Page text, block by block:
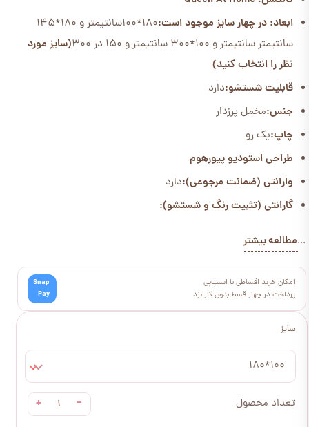
سایز
100*180
تعداد محصول −
+
ابعاد: در چهار سایز موجود است:
180*100سانتیمتر و 180*145
سانتیمتر سانتیمتر و 100*300 سانتیمتر و 150 در 300
(سایز مورد
نظر را انتخاب کنید)
قابلیت شستشو:دارد
جنس:مخمل پرزدار
چاپ:یک رو
طراحی استودیو پیورهوم
وارانتی (ضمانت مرجوعی):دارد
گارانتی (تثبیت رنگ و شستشو):
...مطالعه بیشتر
امکان خرید اقساطی با اسنپ‌پی
پرداخت در چهار قسط بدون کارمزد
Snap
Pay